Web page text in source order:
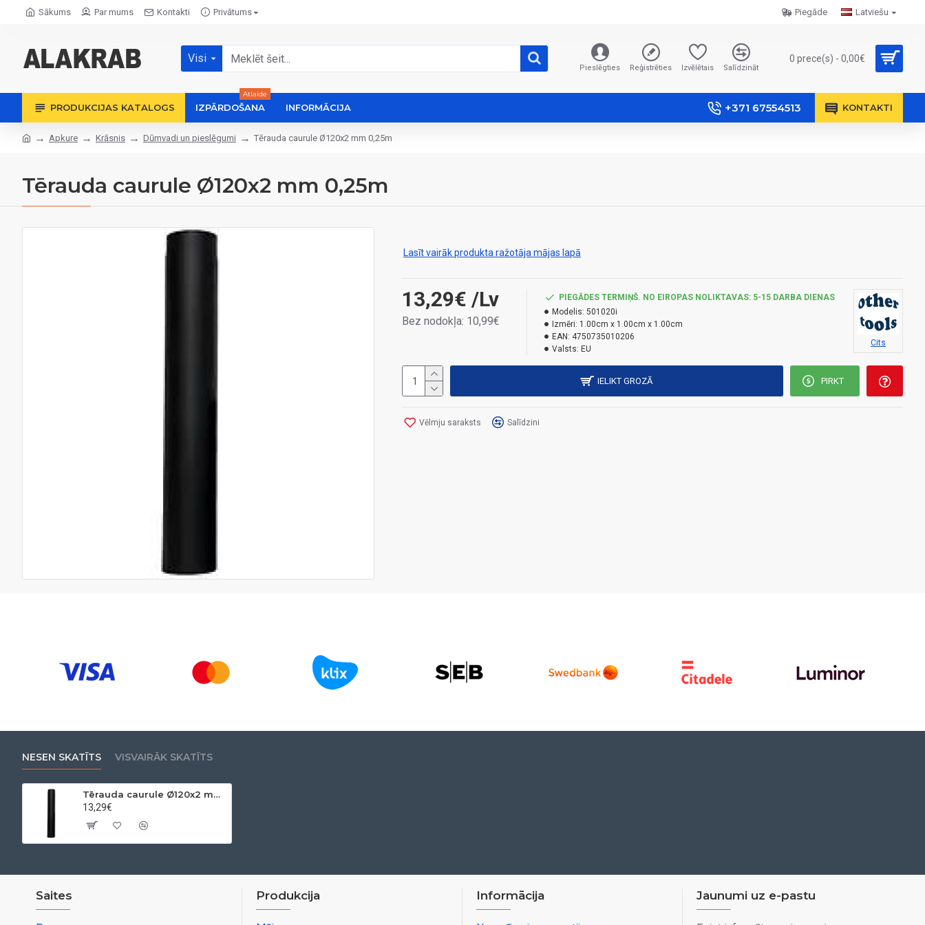
Sākums Par mums Kontakti Privātums Latviešu
Piegāde
Visi
Pieslēgties Reģistrēties Izvēlētais Salīdzināt
0 prece(s) - 0,00€
PRODUKCIJAS KATALOGS IZPĀRDOŠANA
Atlaide
INFORMĀCIJA +371 67554513 KONTAKTI
Apkure Krāsnis Dūmvadi un pieslēgumi Tērauda caurule Ø120x2 mm 0,25m
Tērauda caurule Ø120x2 mm 0,25m
Lasīt vairāk produkta ražotāja mājas lapā
13,29€ /Lv
Bez nodokļa: 10,99€
PIEGĀDES TERMIŅŠ. NO EIROPAS NOLIKTAVAS: 5-15 DARBA DIENAS
Modelis: 501020i
Izmēri: 1.00cm x 1.00cm x 1.00cm
EAN: 4750735010206
Valsts: EU
Cits
IELIKT GROZĀ PIRKT
Vēlmju saraksts Salīdzini
NESEN SKATĪTS VISVAIRĀK SKATĪTS
Tērauda caurule Ø120x2 mm 0,25m
13,29€
Saites Produkcija Informācija Jaunumi uz e-pastu